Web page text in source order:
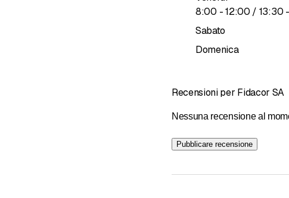
8:00 - fino a
12:00 / 13:30 -
Sabato
Domenica
Recensioni per Fidacor SA
Nessuna recensione al
Pubblicare recensione